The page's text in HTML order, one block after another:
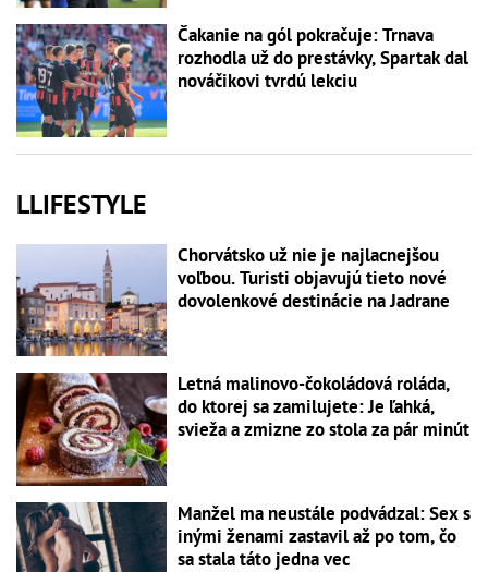
Čakanie na gól pokračuje: Trnava
rozhodla už do prestávky, Spartak dal
nováčikovi tvrdú lekciu
LLIFESTYLE
Chorvátsko už nie je najlacnejšou
voľbou. Turisti objavujú tieto nové
dovolenkové destinácie na Jadrane
Letná malinovo-čokoládová roláda,
do ktorej sa zamilujete: Je ľahká,
svieža a zmizne zo stola za pár minút
Manžel ma neustále podvádzal: Sex s
inými ženami zastavil až po tom, čo
sa stala táto jedna vec